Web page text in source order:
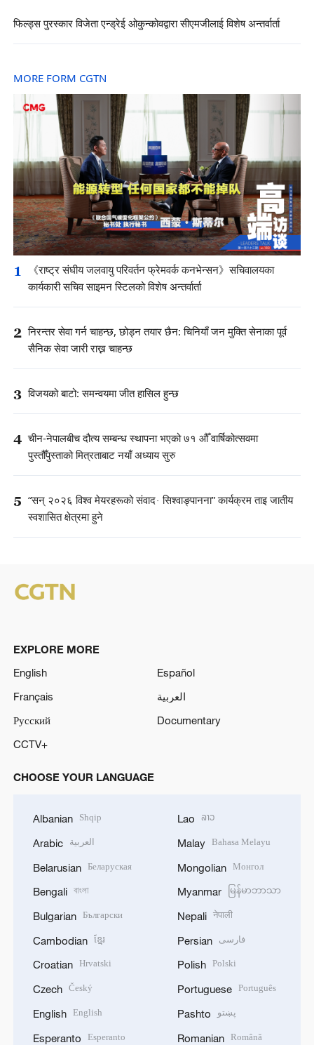
फिल्ड्स पुरस्कार विजेता एन्ड्रेई ओकुन्कोवद्वारा सीएमजीलाई विशेष अन्तर्वार्ता
MORE FORM CGTN
1
《राष्ट्र संघीय जलवायु परिवर्तन फ्रेमवर्क कनभेन्सन》सचिवालयका
कार्यकारी सचिव साइमन स्टिलको विशेष अन्तर्वार्ता
2 निरन्तर सेवा गर्न चाहन्छ, छोड्न तयार छैन: चिनियाँ जन मुक्ति सेनाका पूर्व
सैनिक सेवा जारी राख्न चाहन्छ
3 विजयको बाटो: समन्वयमा जीत हासिल हुन्छ
4 चीन-नेपालबीच दौत्य सम्बन्ध स्थापना भएको ७१ औँ वार्षिकोत्सवमा
पुस्तौँपुस्ताको मित्रताबाट नयाँ अध्याय सुरु
5 “सन् २०२६ विश्व मेयरहरूको संवाद· सिश्वाङ्पानना” कार्यक्रम ताइ जातीय
स्वशासित क्षेत्रमा हुने
EXPLORE MORE
English
Español
Français
العربية
Русский
Documentary
CCTV+
CHOOSE YOUR LANGUAGE
Albanian Shqip
Arabic العربية
Belarusian Беларуская
Bengali বাংলা
Bulgarian Български
Cambodian ខ្មែរ
Croatian Hrvatski
Czech Český
English English
Esperanto Esperanto
Lao ລາວ
Malay Bahasa Melayu
Mongolian Монгол
Myanmar မြန်မာဘာသာ
Nepali नेपाली
Persian فارسی
Polish Polski
Portuguese Português
Pashto پښتو
Romanian Română